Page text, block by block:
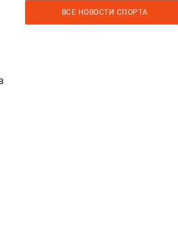
ВСЕ НОВОСТИ СПОРТА